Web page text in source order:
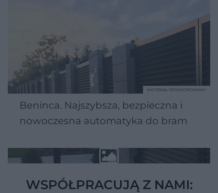
Beninca. Najszybsza, bezpieczna i
nowoczesna automatyka do bram
MATERIAŁ SPONSOROWANY
WSPÓŁPRACUJĄ Z NAMI: